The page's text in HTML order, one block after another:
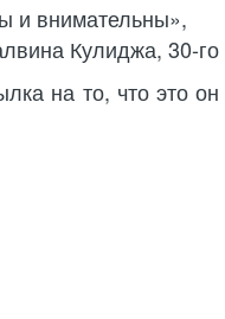
и внимательны»,
Кулиджа, 30-
на то, что это